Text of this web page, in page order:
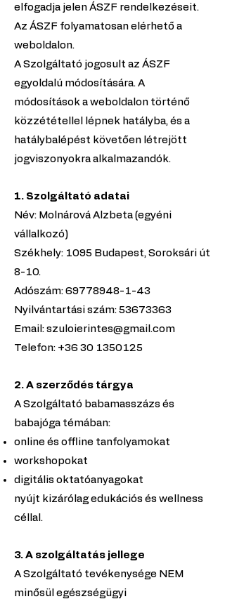
elfogadja jelen ÁSZF rendelkezéseit.
Az ÁSZF folyamatosan elérhető a
weboldalon.
A Szolgáltató jogosult az ÁSZF
egyoldalú módosítására. A
módosítások a weboldalon történő
közzététellel lépnek hatályba, és a
hatálybalépést követően létrejött
jogviszonyokra alkalmazandók.
1. Szolgáltató adatai
Név: Molnárová Alzbeta (egyéni
vállalkozó)
Székhely: 1095 Budapest, Soroksári út
8-10.
Adószám: 69778948-1-43
Nyilvántartási szám: 53673363
Email: szuloierintes@gmail.com
Telefon: +36 30 1350125
2. A szerződés tárgya
A Szolgáltató babamasszázs és
babajóga témában:
online és offline tanfolyamokat
workshopokat
digitális oktatóanyagokat
nyújt kizárólag edukációs és wellness
céllal.
3. A szolgáltatás jellege
A Szolgáltató tevékenysége NEM
minősül egészségügyi